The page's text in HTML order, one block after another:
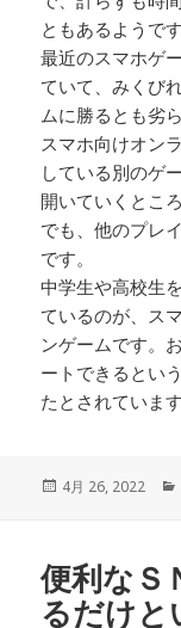
ともあるようです
最近のスマホゲ
ていて、みくび
ムに勝るとも劣
スマホ向けオン
している別のゲ
開いていくとこ
でも、他のプレ
です。
中学生や高校生
ているのが、ス
ンゲームです。
ートできるとい
たとされています
投
4月 26, 2022
便利なＳ
るだけ